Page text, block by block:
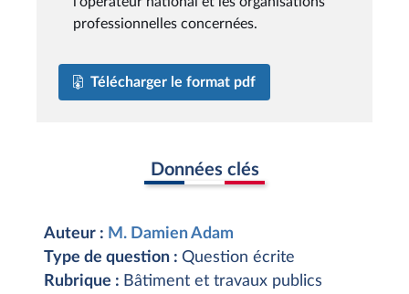
professionnelles concernées.
Télécharger le format pdf
Données clés
Auteur : M. Damien Adam
Type de question : Question écrite
Rubrique : Bâtiment et travaux publics